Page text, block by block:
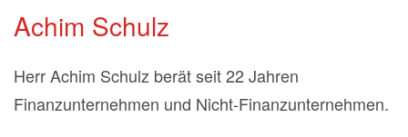
Achim Schulz
Herr Achim Schulz berät seit 22 Jahren
Finanzunternehmen und Nicht-Finanzunternehmen.